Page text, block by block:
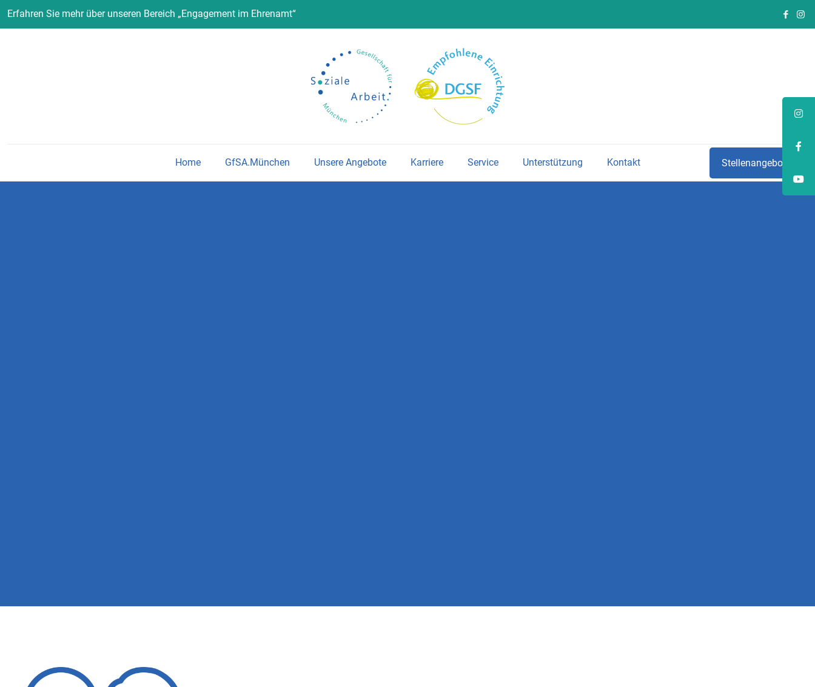
Erfahren Sie mehr über unseren Bereich „Engagement im Ehrenamt“
Home GfSA.München Unsere Angebote Karriere Service Unterstützung Kontakt Stellenangebote